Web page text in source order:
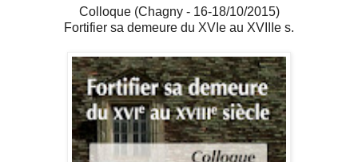
Colloque (Chagny - 16-18/10/2015)
Fortifier sa demeure du XVIe au XVIIIe s.